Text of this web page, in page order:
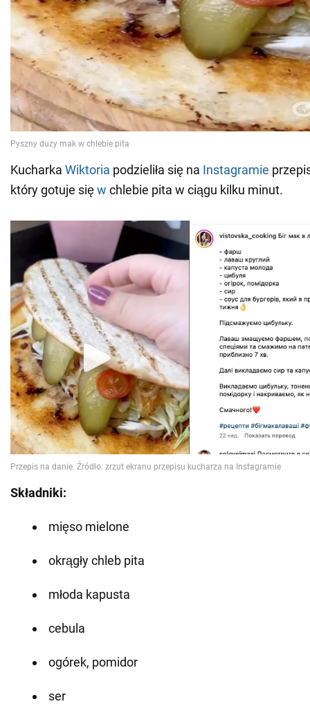
Kucharka Wiktoria podzieliła się na Instagramie
który gotuje sięw chlebie pita w ciągu kilku minut.
Składniki:
mięso mielone
okrągły chleb pita
młoda kapusta
cebula
ogórek, pomidor
ser